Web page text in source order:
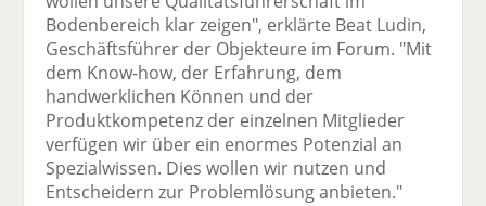
Bodenbereich klar zeigen", erklärte Beat Ludin,
Geschäftsführer der Objekteure im Forum. "Mit
dem Know-how, der Erfahrung, dem
handwerklichen Können und der
Produktkompetenz der einzelnen Mitglieder
verfügen wir über ein enormes Potenzial an
Spezialwissen. Dies wollen wir nutzen und
Entscheidern zur Problemlösung anbieten."